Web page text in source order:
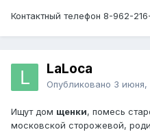
Контактный телефон 8-962-
LaLoca
Опубликовано 3 июня,
Ищут дом щенки, помесь
московской сторожевой,